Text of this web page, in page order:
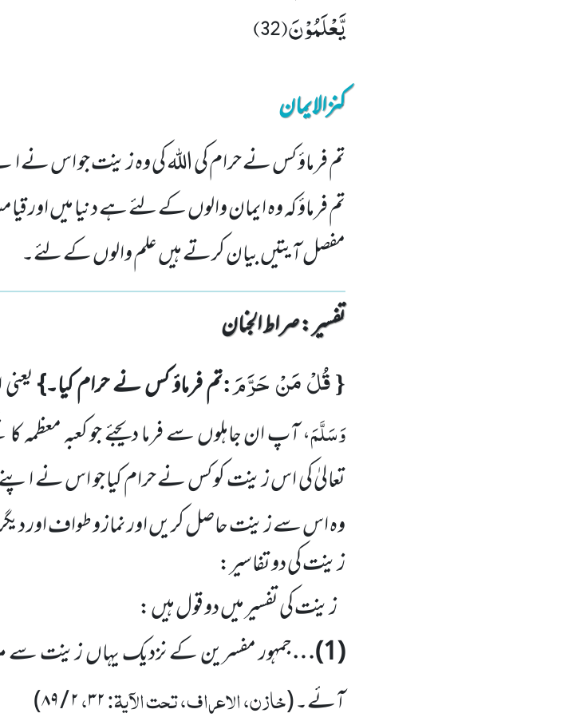
یَّعْلَمُوْنَ(32)
کنزالایمان
تم فرماؤ کس نے حرام کی اللہ کی وہ زینت جو اس نے
تم فرماؤ کہ وہ ایمان والوں کے لئے ہے دنیا میں اور
مفصل آیتیں بیان کرتے ہیں علم والوں کے لئے۔
تفسیر : ‎صراط الجنان
{قُلْ مَنْ حَرَّمَ:تم فرماؤ کس نے حرام کیا۔}
وَسَلَّمَ، آپ ان جاہلوں سے فرما دیجئے جو کعبہ معظمہ
تعالیٰ کی اس زینت کو کس نے حرام کیا جو اس نے
وہ اس سے زینت حاصل کریں اور نماز و طواف اور
زینت کی دو تفاسیر:
زینت کی تفسیر میں دو قول ہیں :
(
1
)…جمہور مفسرین کے نزدیک یہاں زینت سے
آئے۔(خازن، الاعراف، تحت الآیۃ:۳۲،۲/۸۹)